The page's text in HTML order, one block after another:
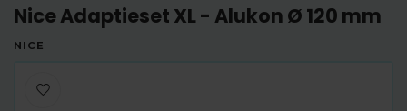
Nice Adaptieset XL - Alukon Ø 120 mm
NICE